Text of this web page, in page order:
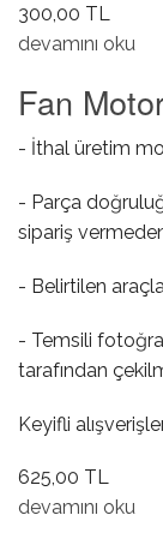
300,00 TL
Yağ Pompa
devamını oku
Fan
- İthal üretim
- Parça
sipariş
- Belirtilen
- Temsili
tarafından
Keyifli
625,00 TL
Fan Motor
devamını oku